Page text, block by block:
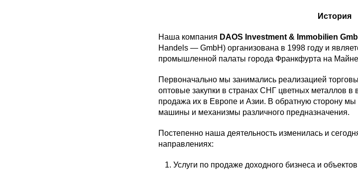
История
Наша компания DAOS Investment & Immobilien
Handels — GmbH) организована в 1998 году и
промышленной палаты города Франкфурта на
Первоначально мы занимались реализацией
оптовые закупки в странах СНГ цветных металлов
продажа их в Европе и Азии. В обратную сторону мы
машины и механизмы различного предназначения.
Постепенно наша деятельность изменилась и
направлениях:
Услуги по продаже доходного бизнеса и